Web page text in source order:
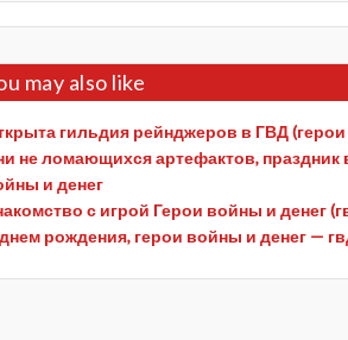
may also like
гильдия рейнджеров в ГВД
не ломающихся артефактов, праздник
и денег
с игрой Герои войны и денег
рождения, герои войны и денег —